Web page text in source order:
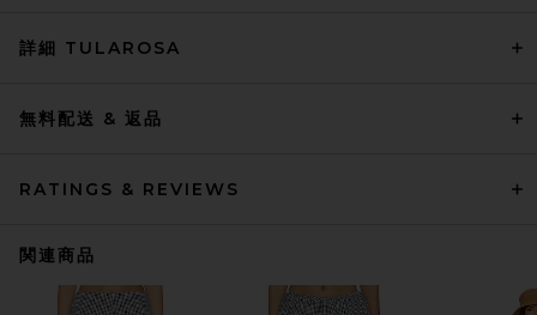
詳細 TULAROSA
無料配送 & 返品
RATINGS & REVIEWS
関連商品